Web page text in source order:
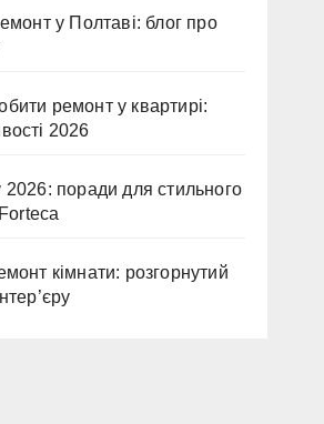
у Полтаві: блог про
ремонт у квартирі:
2026
2026: поради для стильного
кімнати: розгорнутий